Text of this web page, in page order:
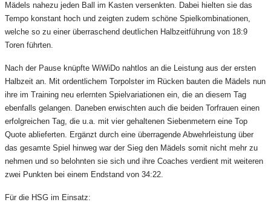
Mädels nahezu jeden Ball im Kasten versenkten. Dabei hielten sie das
Tempo konstant hoch und zeigten zudem schöne Spielkombinationen,
welche so zu einer überraschend deutlichen Halbzeitführung von 18:9
Toren führten.
Nach der Pause knüpfte WiWiDo nahtlos an die Leistung aus der ersten
Halbzeit an. Mit ordentlichem Torpolster im Rücken bauten die Mädels nun
ihre im Training neu erlernten Spielvariationen ein, die an diesem Tag
ebenfalls gelangen. Daneben erwischten auch die beiden Torfrauen einen
erfolgreichen Tag, die u.a. mit vier gehaltenen Siebenmetern eine Top
Quote ablieferten. Ergänzt durch eine überragende Abwehrleistung über
das gesamte Spiel hinweg war der Sieg den Mädels somit nicht mehr zu
nehmen und so belohnten sie sich und ihre Coaches verdient mit weiteren
zwei Punkten bei einem Endstand von 34:22.
Für die HSG im Einsatz: